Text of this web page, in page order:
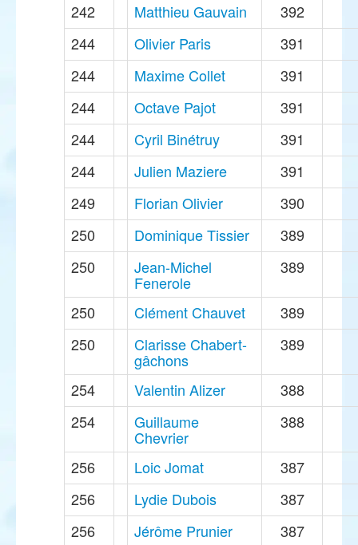
242
Matthieu Gauvain
392
244
Olivier Paris
391
244
Maxime Collet
391
244
Octave Pajot
391
244
Cyril Binétruy
391
244
Julien Maziere
391
249
Florian Olivier
390
250
Dominique Tissier
389
250
Jean-Michel
Fenerole
389
250 Clément Chauvet
389
250
Clarisse Chabert-
gâchons
389
254 Valentin Alizer
388
254
Guillaume
Chevrier
388
256 Loic Jomat
387
256
Lydie Dubois
387
256
Jérôme Prunier
387